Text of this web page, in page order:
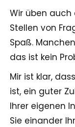
Wir üben
Stellen von
Spaß.
das ist kein
Mir ist klar,
ist, ein guter
Ihrer eigenen
Sie einander